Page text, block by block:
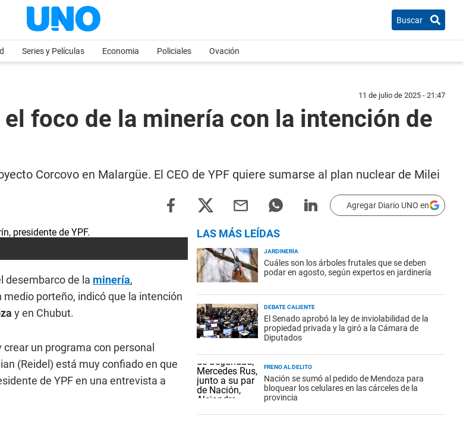
Buscar
Series y Películas Economia Policiales Ovación
11 de julio de 2025 - 21:47
foco de la minería con la intención de
Corcovo en Malargüe. El CEO de YPF quiere sumarse al plan nuclear de Milei
Agregar Diario UNO en
desembarco de la minería,
medio porteño, indicó que la intención
y en Chubut.
crear un programa con personal
(Reidel) está muy confiado en que
de YPF en una entrevista a
LAS MÁS LEÍDAS
JARDINERÍA
Cuáles son los árboles frutales que se deben
podar en agosto, según expertos en jardinería
DEBATE CALIENTE
El Senado aprobó la ley de inviolabilidad de la
propiedad privada y la giró a la Cámara de
Diputados
FRENO AL DELITO
Nación se sumó al pedido de Mendoza para
bloquear los celulares en las cárceles de la
provincia